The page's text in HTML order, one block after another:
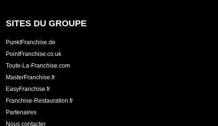
SITES DU GROUPE
PunktFranchise.de
PointFranchise.co.uk
Toute-La-Franchise.com
MasterFranchise.fr
EasyFranchise.fr
Franchise-Restauration.fr
Partenaires
Nous contacter